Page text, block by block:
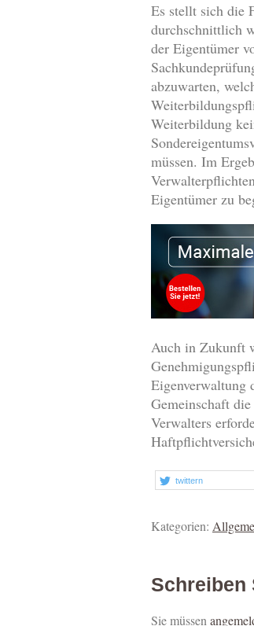
Es stellt sich die
durchschnittlich
der Eigentümer
abzuwarten,
Weiterbildung
müssen. Im
Eigentümer zu
Auch in Zukunft
Eigenverwaltung
Gemeinschaft
Verwalters
twittern
Kategorien:
Schreiben
Sie müssen